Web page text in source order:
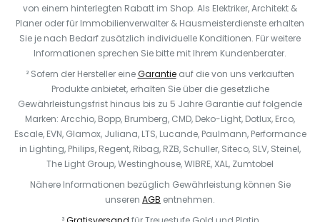
von einem hinterlegten Rabatt im Shop. Als Elektriker, Architekt &
Planer oder für Immobilienverwalter & Hausmeisterdienste erhalten
Sie je nach Bedarf zusätzlich individuelle Konditionen. Für weitere
Informationen sprechen Sie bitte mit Ihrem Kundenberater.
² Sofern der Hersteller eineGarantieauf die von uns verkauften
Produkte anbietet, erhalten Sie über die gesetzliche
Gewährleistungsfrist hinaus bis zu 5 Jahre Garantie auf folgende
Marken: Arcchio, Bopp, Brumberg, CMD, Deko-Light, Dotlux, Erco,
Escale, EVN, Glamox, Juliana, LTS, Lucande, Paulmann, Performance
in Lighting, Philips, Regent, Ribag, RZB, Schuller, Siteco, SLV, Steinel,
The Light Group, Westinghouse, WIBRE, XAL, Zumtobel
Nähere Informationen bezüglich Gewährleistung können Sie
unseren AGB entnehmen.